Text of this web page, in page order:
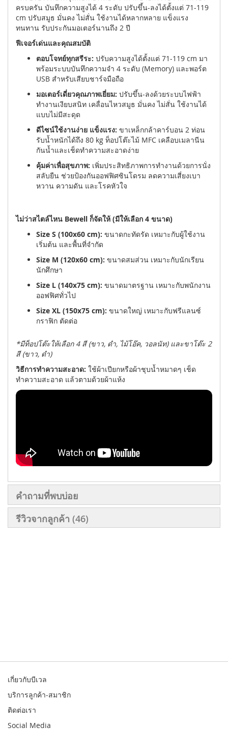
ครบครัน บันทึกความสูงได้ 4 ระดับ ปรับขึ้น-ลงได้ตั้งแต่ 71-119
cm ปรับสมูธ มั่นคง ไม่สั่น ใช้งานได้หลากหลาย แข็งแรง
ทนทาน รับประกันมอเตอร์นานถึง 2 ปี
ฟีเจอร์เด่นและคุณสมบัติ
ตอบโจทย์ทุกสรีระ: ปรับความสูงได้ตั้งแต่ 71-119 cm มา
พร้อมระบบบันทึกความจำ 4 ระดับ (Memory) และพอร์ต
USB สำหรับเสียบชาร์จมือถือ
มอเตอร์เดี่ยวคุณภาพเยี่ยม: ปรับขึ้น-ลงด้วยระบบไฟฟ้า
ทำงานเงียบสนิท เคลื่อนไหวสมูธ มั่นคง ไม่สั่น ใช้งานได้
แบบไม่มีสะดุด
ดีไซน์ใช้งานง่าย แข็งแรง: ขาเหล็กกล้าคาร์บอน 2 ท่อน
รับน้ำหนักได้ถึง 80 kg ท็อปโต๊ะไม้ MFC เคลือบเมลานีน
กันน้ำและเช็ดทำความสะอาดง่าย
คุ้มค่าเพื่อสุขภาพ: เพิ่มประสิทธิภาพการทำงานด้วยการนั่ง
สลับยืน ช่วยป้องกันออฟฟิศซินโดรม ลดความเสี่ยงเบา
หวาน ความดัน และโรคหัวใจ
ไม่ว่าสไตล์ไหน Bewell ก็จัดให้ (มีให้เลือก 4 ขนาด)
Size S (100x60 cm): ขนาดกะทัดรัด เหมาะกับผู้ใช้งาน
เริ่มต้น และพื้นที่จำกัด
Size M (120x60 cm): ขนาดสมส่วน เหมาะกับนักเรียน
นักศึกษา
Size L (140x75 cm): ขนาดมาตรฐาน เหมาะกับพนักงาน
ออฟฟิศทั่วไป
Size XL (150x75 cm): ขนาดใหญ่ เหมาะกับฟรีแลนซ์
กราฟิก ตัดต่อ
*มีท็อปโต๊ะให้เลือก 4 สี (ขาว, ดำ, ไม้โอ๊ค, วอลนัท) และขาโต๊ะ 2
สี (ขาว, ดำ)
วิธีการทำความสะอาด: ใช้ผ้าเปียกหรือผ้าชุบน้ำหมาดๆ เช็ด
ทำความสะอาด แล้วตามด้วยผ้าแห้ง
คำถามที่พบบ่อย
รีวิวจากลูกค้า 46
เกี่ยวกับบีเวล
บริการลูกค้า-สมาชิก
ติดต่อเรา
Social Media